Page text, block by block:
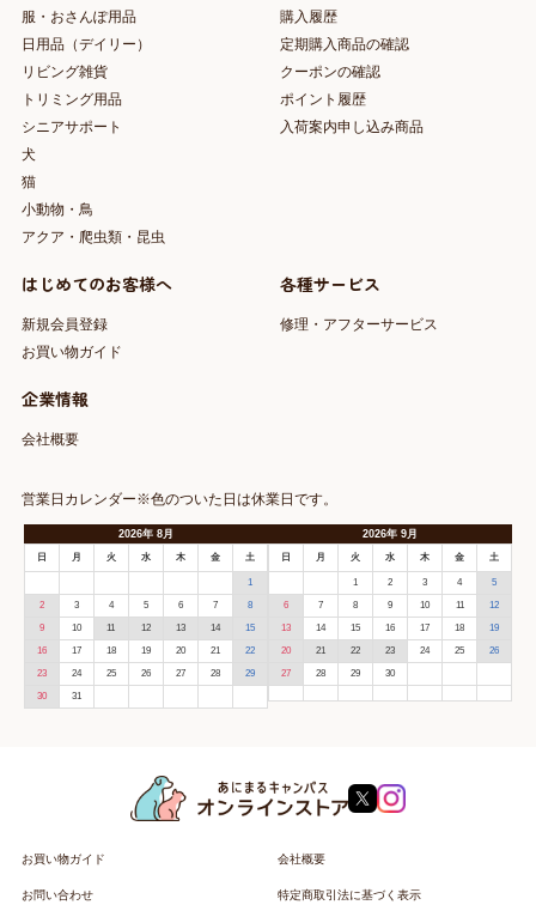
服・おさんぽ用品
日用品（デイリー）
リビング雑貨
トリミング用品
シニアサポート
犬
猫
小動物・鳥
アクア・爬虫類・昆虫
購入履歴
定期購入商品の確認
クーポンの確認
ポイント履歴
入荷案内申し込み商品
はじめてのお客様へ
新規会員登録
お買い物ガイド
各種サービス
修理・アフターサービス
企業情報
会社概要
営業日カレンダー※色のついた日は休業日です。
2026年 8月
日 月 火 水 木 金 土
1
2 3 4 5 6 7 8
9 10 11 12 13 14 15
16 17 18 19 20 21 22
23 24 25 26 27 28 29
30 31
2026年9月
日 月 火 水 木 金 土
1 2 3 4 5
6 7 8 9 10 11 12
13 14 15 16 17 18 19
20 21 22 23 24 25 26
27 28 29 30
お買い物ガイド 会社概要
お問い合わせ 特定商取引法に基づく表示